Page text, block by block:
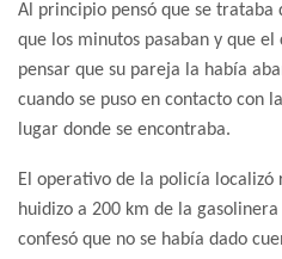
Al principio pensó que se
que los minutos pasaban y que
pensar que su pareja la había
cuando se puso en contacto con
lugar donde se encontraba.
El operativo de la policía
huidizo a 200 km de la
confesó que no se había dado